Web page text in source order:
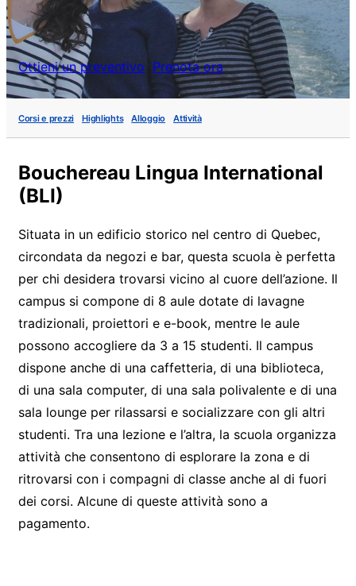
Ottieni un preventivo Prenota ora
Corsi e prezzi Highlights Alloggio Attività
Bouchereau Lingua International
(BLI)
Situata in un edificio storico nel centro di Quebec,
circondata da negozi e bar, questa scuola è perfetta
per chi desidera trovarsi vicino al cuore dell’azione. Il
campus si compone di 8 aule dotate di lavagne
tradizionali, proiettori e e-book, mentre le aule
possono accogliere da 3 a 15 studenti. Il campus
dispone anche di una caffetteria, di una biblioteca,
di una sala computer, di una sala polivalente e di una
sala lounge per rilassarsi e socializzare con gli altri
studenti. Tra una lezione e l’altra, la scuola organizza
attività che consentono di esplorare la zona e di
ritrovarsi con i compagni di classe anche al di fuori
dei corsi. Alcune di queste attività sono a
pagamento.